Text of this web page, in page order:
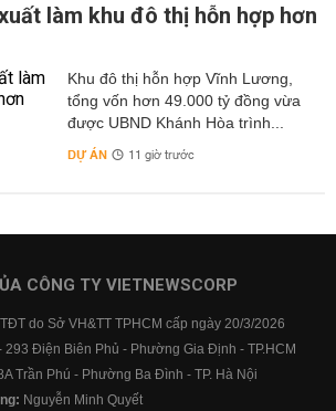
làm khu đô thị hỗn hợp hơn
Khu đô thị hỗn hợp Vĩnh Lương,
tổng vốn hơn 49.000 tỷ đồng vừa
được UBND Khánh Hòa trình...
DỰ ÁN 11 giờ trước
CÔNG TY VIETNEWSCORP
do Sở VH&TT TPHCM cấp ngày 20/3/2026
293 Điện Biên Phủ - Phường Gia Định - TP.HCM
Trần Phú - Phường Ba Đình - TP. Hà Nội
Nguyễn Minh Quyết